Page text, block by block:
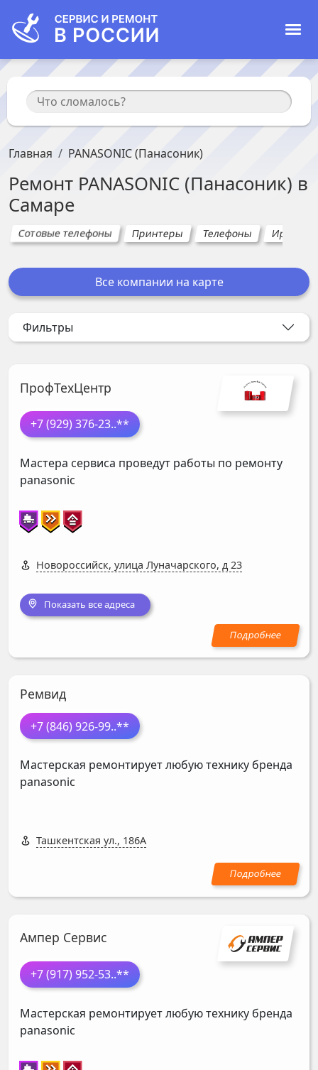
Главная PANASONIC (Панасоник)
Ремонт PANASONIC (Панасоник) в
Самаре
Сотовые телефоны Принтеры Телефоны
ПрофТехЦентр
+7 (929) 376-23..**
Мастера сервиса проведут работы по ремонту
panasonic
Новороссийск, улица Луначарского, д 23
Показать все адреса
Ремвид
+7 (846) 926-99..**
Мастерская ремонтирует любую технику бренда
panasonic
Ташкентская ул., 186А
Ампер Сервис
+7 (917) 952-53..**
Мастерская ремонтирует любую технику бренда
panasonic
Все компании на карте
Фильтры